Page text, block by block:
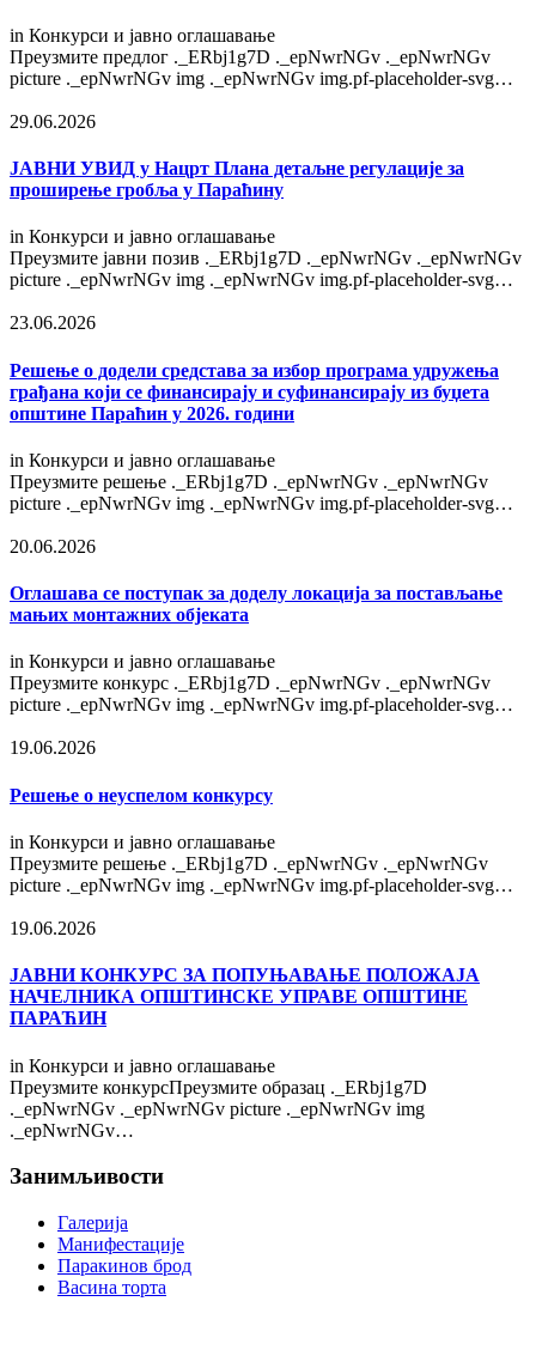
in Конкурси и јавно оглашавање
Преузмите предлог ._ERbj1g7D ._epNwrNGv ._epNwrNGv
picture ._epNwrNGv img ._epNwrNGv img.pf-placeholder-svg…
29.06.2026
ЈАВНИ УВИД у Нацрт Плана детаљне регулације за
проширење гробља у Параћину
in Конкурси и јавно оглашавање
Преузмите јавни позив ._ERbj1g7D ._epNwrNGv ._epNwrNGv
picture ._epNwrNGv img ._epNwrNGv img.pf-placeholder-svg…
23.06.2026
Решење o додели средстава за избор програма удружења
грађана који се финансирају и суфинансирају из буџета
општине Параћин у 2026. години
in Конкурси и јавно оглашавање
Преузмите решење ._ERbj1g7D ._epNwrNGv ._epNwrNGv
picture ._epNwrNGv img ._epNwrNGv img.pf-placeholder-svg…
20.06.2026
Оглашава се поступак за доделу локација за постављање
мањих монтажних објеката
in Конкурси и јавно оглашавање
Преузмите конкурс ._ERbj1g7D ._epNwrNGv ._epNwrNGv
picture ._epNwrNGv img ._epNwrNGv img.pf-placeholder-svg…
19.06.2026
Решење о неуспелом конкурсу
in Конкурси и јавно оглашавање
Преузмите решење ._ERbj1g7D ._epNwrNGv ._epNwrNGv
picture ._epNwrNGv img ._epNwrNGv img.pf-placeholder-svg…
19.06.2026
ЈАВНИ КОНКУРС ЗА ПОПУЊАВАЊЕ ПОЛОЖАЈА
НАЧЕЛНИКА ОПШТИНСКЕ УПРАВЕ ОПШТИНЕ
ПАРАЋИН
in Конкурси и јавно оглашавање
Преузмите конкурсПреузмите образац ._ERbj1g7D
._epNwrNGv ._epNwrNGv picture ._epNwrNGv img
._epNwrNGv…
Занимљивости
Галерија
Манифестације
Паракинов брод
Васина торта